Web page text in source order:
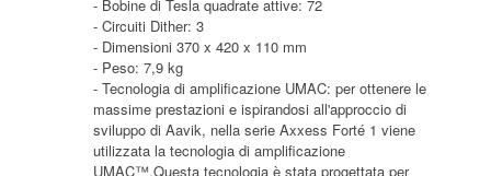
- Bobine di Tesla quadrate attive: 72
- Circuiti Dither: 3
- Dimensioni 370 x 420 x 110 mm
- Peso: 7,9 kg
- Tecnologia di amplificazione UMAC: per ottenere le
massime prestazioni e ispirandosi all'approccio di
sviluppo di Aavik, nella serie Axxess Forté 1 viene
utilizzata la tecnologia di amplificazione
UMAC™.Questa tecnologia è stata progettata per